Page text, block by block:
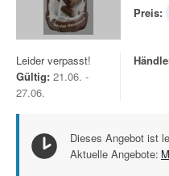
Preis:
Leider verpasst!
Gültig: 21.06. -
27.06.
Dieses Angebot ist
Aktuelle Angebote: